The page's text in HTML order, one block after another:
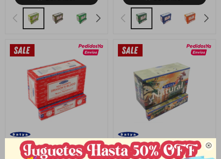

LlegaHOY LlegaHOY